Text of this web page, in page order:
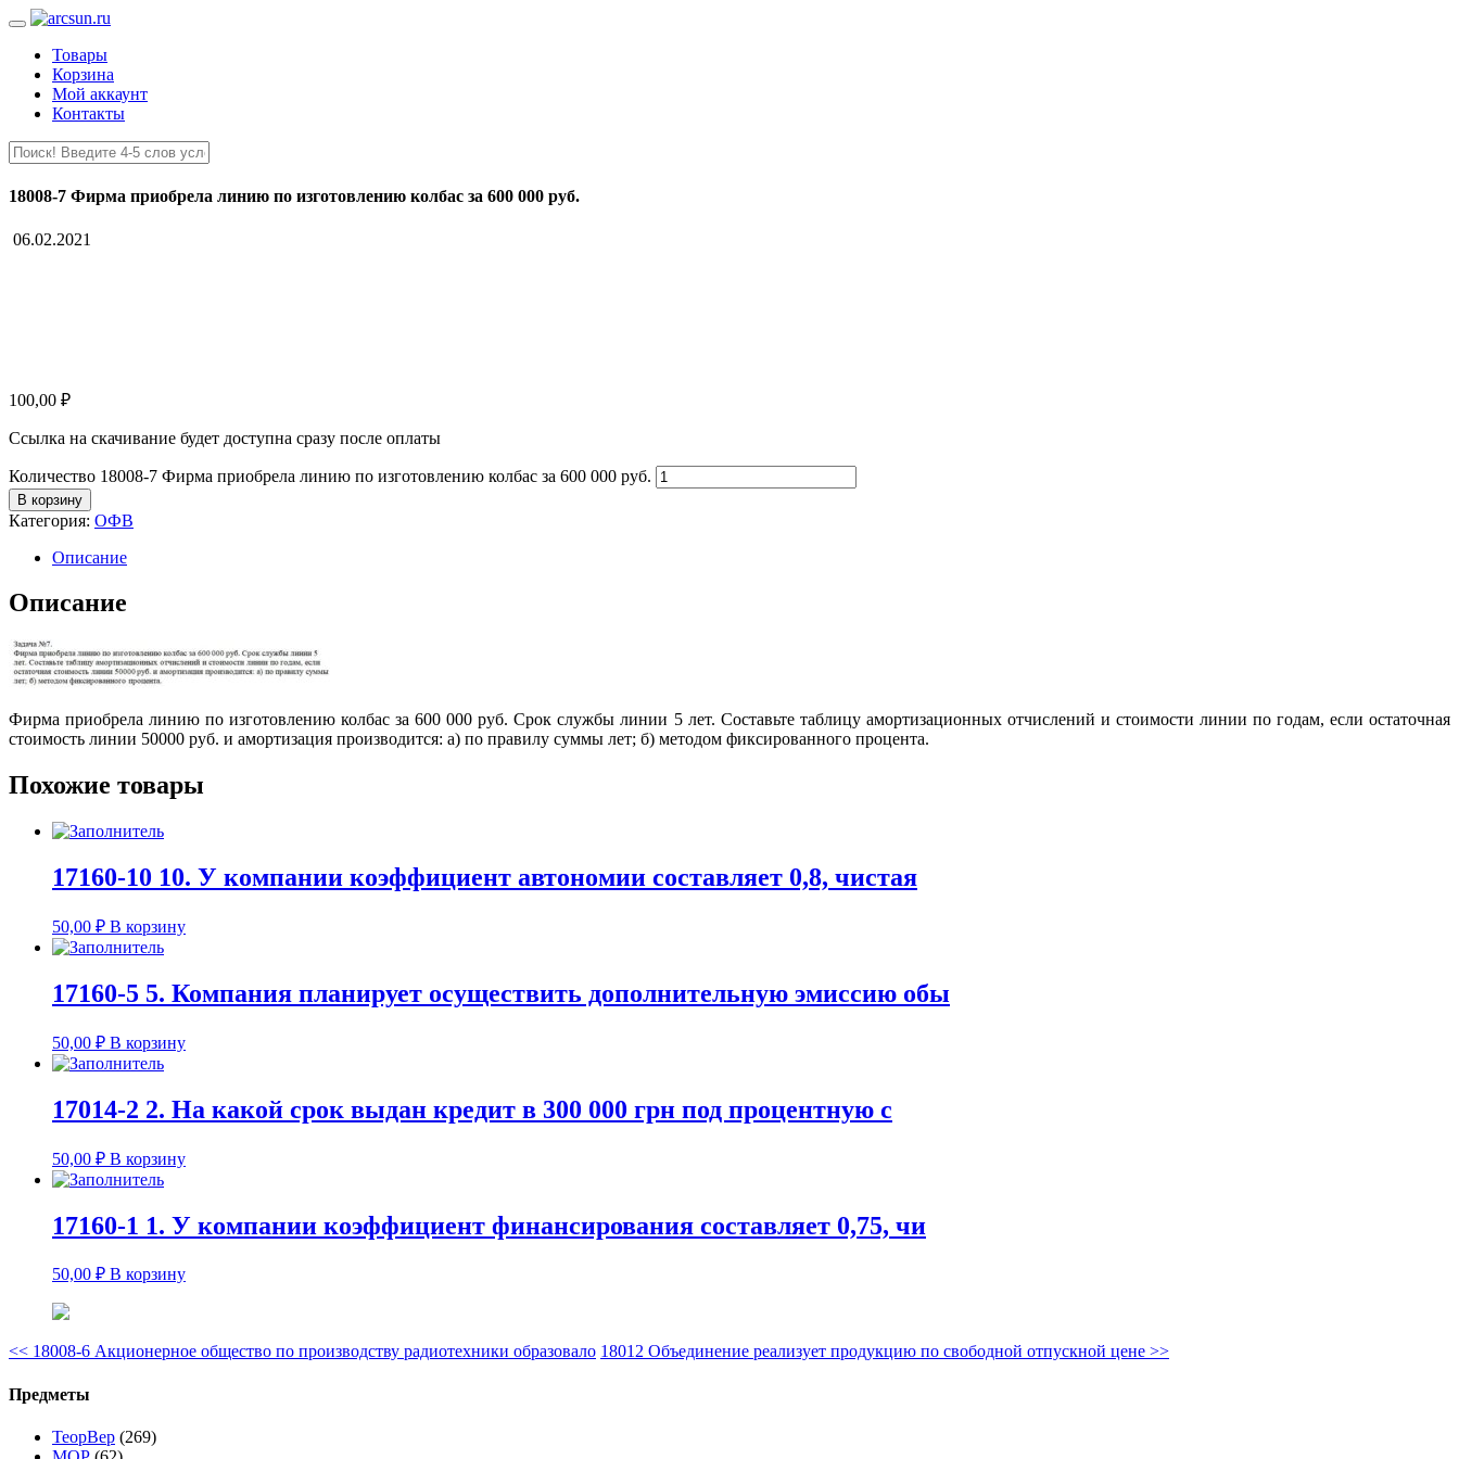
Товары
Корзина
Мой аккаунт
Контакты
18008-7 Фирма приобрела линию по изготовлению колбас за 600 000 руб.
06.02.2021
100,00 ₽
Ссылка на скачивание будет доступна сразу после оплаты
Количество 18008-7 Фирма приобрела линию по изготовлению колбас за 600 000 руб.
В корзину
Категория: ОФВ
Описание
Описание
Фирма приобрела линию по изготовлению колбас за 600 000 руб. Срок службы линии 5 лет. Составьте таблицу амортизационных отчислений и стоимости линии по годам, если остаточная
стоимость линии 50000 руб. и амортизация производится: а) по правилу суммы лет; б) методом фиксированного процента.
Похожие товары
17160-10 10. У компании коэффициент автономии составляет 0,8, чистая
50,00 ₽ В корзину
17160-5 5. Компания планирует осуществить дополнительную эмиссию обы
50,00 ₽ В корзину
17014-2 2. На какой срок выдан кредит в 300 000 грн под процентную с
50,00 ₽ В корзину
17160-1 1. У компании коэффициент финансирования составляет 0,75, чи
50,00 ₽ В корзину
<< 18008-6 Акционерное общество по производству радиотехники образовало 18012 Объединение реализует продукцию по свободной отпускной цене >>
Предметы
ТеорВер (269)